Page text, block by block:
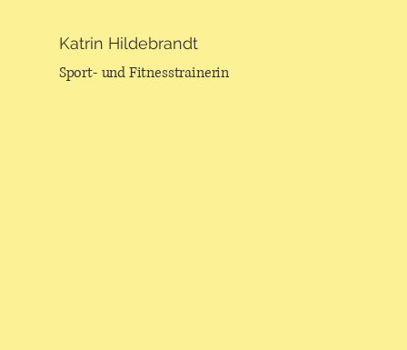
Katrin Hildebrandt
Sport- und Fitnesstrainerin